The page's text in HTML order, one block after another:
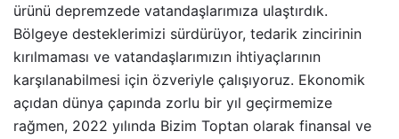
ürünü depremzede vatandaşlarımıza ulaştırdık.
Bölgeye desteklerimizi sürdürüyor, tedarik zincirinin
kırılmaması ve vatandaşlarımızın ihtiyaçlarının
karşılanabilmesi için özveriyle çalışıyoruz. Ekonomik
açıdan dünya çapında zorlu bir yıl geçirmemize
rağmen, 2022 yılında Bizim Toptan olarak finansal ve